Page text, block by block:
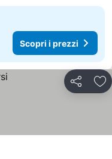
Scopri i prezzi
Condividi